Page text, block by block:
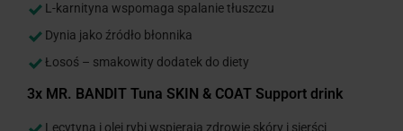
L-karnityna wspomaga spalanie tłuszczu
Dynia jako źródło błonnika
Łosoś – smakowity dodatek do diety
3x MR. BANDIT Tuna SKIN & COAT Support drink
Lecytyna i olej rybi wspierają zdrowie skóry i sierści